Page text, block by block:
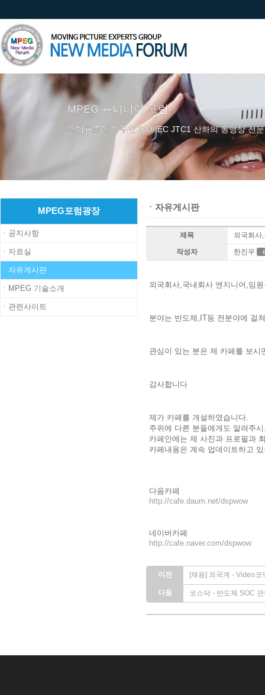
MPEG 뉴미디어 포럼
국제표준화 기구인 ISO/IEC JTC1 산하의 동영상 전
MPEG포럼광장
ㆍ공지사항
ㆍ자료실
ㆍ자유게시판
ㆍMPEG 기술소개
ㆍ관련사이트
ㆍ자유게시판
제목
외국회사
작성자
한진우
외국회사,국내회사 엔지니어,임
분야는 반도체,IT등 전분야에 걸
관심이 있는 분은 제 카페를 보시
감사합니다
제가 카페를 개설하였습니다.
주위에 다른 분들에게도 알려주
카페안에는 제 사진과 프로필과
카페내용은 계속 업데이트하고
다음카페
http://cafe.daum.net/dspwow
네이버카페
http://cafe.naver.com/dspwow
이전 [채용] 외국계 - Video
다음 코스닥 - 반도체 SOC